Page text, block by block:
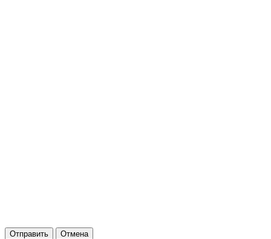
Отправить Отмена